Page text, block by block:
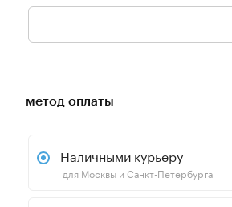
метод оплаты
Наличными курьеру
для Москвы и Санкт-Петербурга